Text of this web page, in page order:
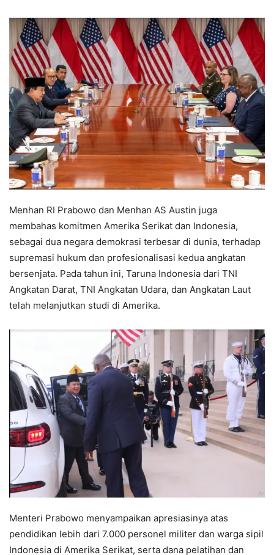
Menhan RI Prabowo dan Menhan AS Austin juga
membahas komitmen Amerika Serikat dan Indonesia,
sebagai dua negara demokrasi terbesar di dunia, terhadap
supremasi hukum dan profesionalisasi kedua angkatan
bersenjata. Pada tahun ini, Taruna Indonesia dari TNI
Angkatan Darat, TNI Angkatan Udara, dan Angkatan Laut
telah melanjutkan studi di Amerika.
Menteri Prabowo menyampaikan apresiasinya atas
pendidikan lebih dari 7.000 personel militer dan warga sipil
Indonesia di Amerika Serikat, serta dana pelatihan dan